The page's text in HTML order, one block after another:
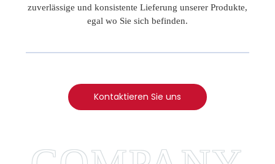
zuverlässige und konsistente Lieferung unserer Produkte,
egal wo Sie sich befinden.
Kontaktieren Sie uns